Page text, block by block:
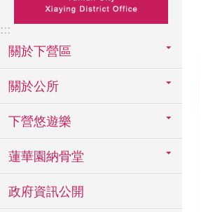
:::
關於下營區
關於公所
下營悠遊樂
蓮華園納骨堂
政府資訊公開